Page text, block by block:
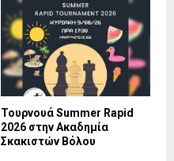
Τουρνουά Summer Rapid
2026 στην Ακαδημία
Σκακιστών Βόλου